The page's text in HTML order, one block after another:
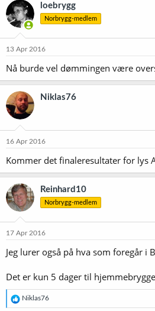
loebrygg
Norbrygg-medlem
13 Apr 2016
Nå burde vel dømmingen være
Niklas76
16 Apr 2016
Kommer det finaleresultater for lys
Reinhard10
Norbrygg-medlem
17 Apr 2016
Jeg lurer også på hva som foregår i
Det er kun 5 dager til
R
e
Niklas76